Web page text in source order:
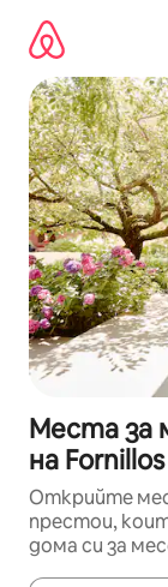
съдържанието
Места за
на
Открийте
престои,
дома си за